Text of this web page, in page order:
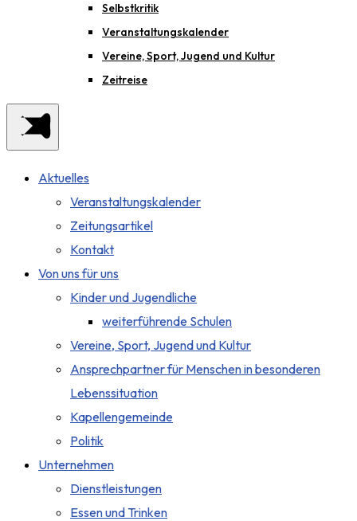
Selbstkritik
Veranstaltungskalender
Vereine, Sport, Jugend und Kultur
Zeitreise
Aktuelles
Veranstaltungskalender
Zeitungsartikel
Kontakt
Von uns für uns
Kinder und Jugendliche
weiterführende Schulen
Vereine, Sport, Jugend und Kultur
Ansprechpartner für Menschen in besonderen
Lebenssituation
Kapellengemeinde
Politik
Unternehmen
Dienstleistungen
Essen und Trinken